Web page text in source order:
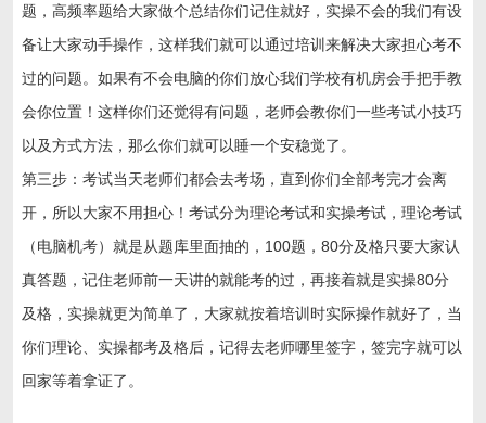
题，高频率题给大家做个总结你们记住就好，实操不会的我们有设
备让大家动手操作，这样我们就可以通过培训来解决大家担心考不
过的问题。如果有不会电脑的你们放心我们学校有机房会手把手教
会你位置！这样你们还觉得有问题，老师会教你们一些考试小技巧
以及方式方法，那么你们就可以睡一个安稳觉了。
第三步：考试当天老师们都会去考场，直到你们全部考完才会离
开，所以大家不用担心！考试分为理论考试和实操考试，理论考试
（电脑机考）就是从题库里面抽的，100题，80分及格只要大家认
真答题，记住老师前一天讲的就能考的过，再接着就是实操80分
及格，实操就更为简单了，大家就按着培训时实际操作就好了，当
你们理论、实操都考及格后，记得去老师哪里签字，签完字就可以
回家等着拿证了。